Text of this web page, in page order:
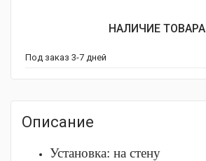
НАЛИЧИЕ ТОВАРА
Под заказ 3-7 дней
Описание
Установка: на стену